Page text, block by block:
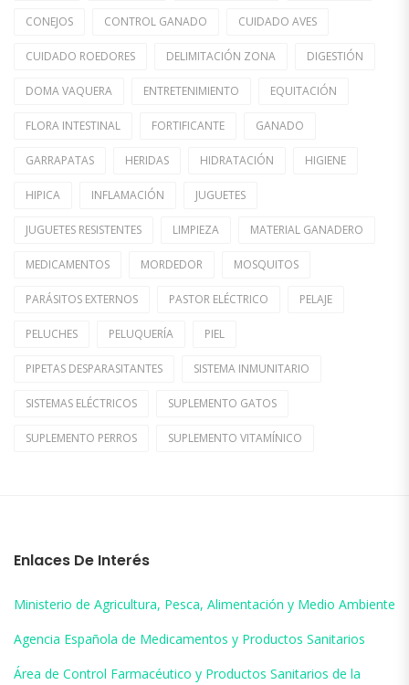
CONEJOS CONTROL GANADO CUIDADO AVES
CUIDADO ROEDORES DELIMITACIÓN ZONA DIGESTIÓN
DOMA VAQUERA ENTRETENIMIENTO EQUITACIÓN
FLORA INTESTINAL FORTIFICANTE GANADO
GARRAPATAS HERIDAS HIDRATACIÓN HIGIENE
HIPICA INFLAMACIÓN JUGUETES
JUGUETES RESISTENTES LIMPIEZA MATERIAL GANADERO
MEDICAMENTOS MORDEDOR MOSQUITOS
PARÁSITOS EXTERNOS PASTOR ELÉCTRICO PELAJE
PELUCHES PELUQUERÍA PIEL
PIPETAS DESPARASITANTES SISTEMA INMUNITARIO
SISTEMAS ELÉCTRICOS SUPLEMENTO GATOS
SUPLEMENTO PERROS SUPLEMENTO VITAMÍNICO
Enlaces De Interés
Ministerio de Agricultura, Pesca, Alimentación y Medio Ambiente
Agencia Española de Medicamentos y Productos Sanitarios
Área de Control Farmacéutico y Productos Sanitarios de la